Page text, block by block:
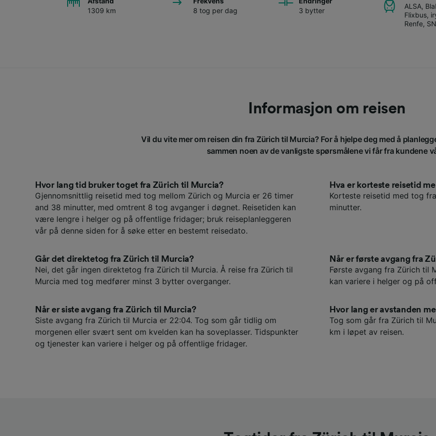
1309 km
8 tog per dag
3 bytter
ALSA,
Flixbus,
Renfe,
Informasjon om reisen
Vil du vite mer om reisen din fra Zürich til Murcia? For å hjelpe deg med å
sammen noen av de vanligste spørsmålene vi får fra kundene
Hvor lang tid bruker toget fra Zürich til Murcia?
Gjennomsnittlig reisetid med tog mellom Zürich og Murcia er 26 timer
and 38 minutter, med omtrent 8 tog avganger i døgnet. Reisetiden kan
være lengre i helger og på offentlige fridager; bruk reiseplanleggeren
vår på denne siden for å søke etter en bestemt reisedato.
Hva er korteste reisetid
Korteste reisetid med tog
minutter.
Går det direktetog fra Zürich til Murcia?
Nei, det går ingen direktetog fra Zürich til Murcia. Å reise fra Zürich til
Murcia med tog medfører minst 3 bytter overganger.
Når er første avgang fra
Første avgang fra Zürich til
kan variere i helger og på
Når er siste avgang fra Zürich til Murcia?
Siste avgang fra Zürich til Murcia er 22:04. Tog som går tidlig om
morgenen eller svært sent om kvelden kan ha soveplasser. Tidspunkter
og tjenester kan variere i helger og på offentlige fridager.
Hvor lang er avstanden
Tog som går fra Zürich til
km i løpet av reisen.